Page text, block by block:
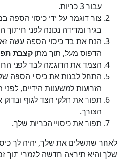
עבור 3 כריות.
צור דוגמה על ידי כיסוי הספה
בגיר ומדידה נכונה לפני חיתוך
הנח את בד כיסוי הספה עשה
הדפוס מעל, תוך מתן קצבת
הצמד את הדוגמה לבד לפני
התחל לבנות את כיסוי הספה
הזרועות למשענות הידיים, לפני
תפור את חלקי הצד לגוף
הצורך.
תפור את כיסויי הכריות שלך.
לאחר שתשלים את שלך, יהיה לך
שלך והיא תיראה חדשה לגמרי תוך